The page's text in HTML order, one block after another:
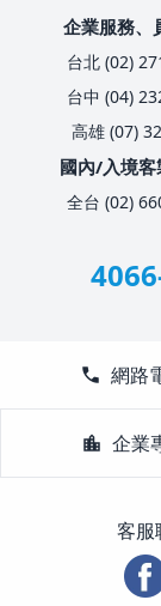
企業服務、
台北 (02)
台中 (04)
高雄 (07)
國內/入境客
全台 (02)
call 網路
location_city 企業
客服